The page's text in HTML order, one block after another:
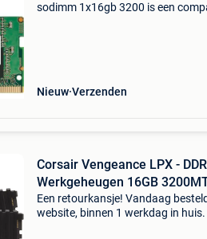
sodimm 1x16gb 3200 is een
Nieuw Verzenden
Corsair Vengeance LPX -
Werkgeheugen 16GB
Een retourkansje! Vandaag
website, binnen 1 werkdag in